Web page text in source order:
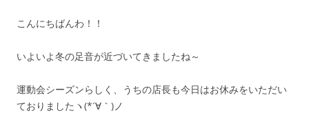
こんにちばんわ！！
いよいよ冬の足音が近づいてきましたね～
運動会シーズンらしく、うちの店長も今日はお休みをいただい
ておりましたヽ(*´∀｀)ノ